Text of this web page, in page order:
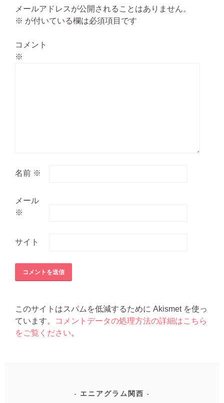
メールアドレスが公開されることはありません。
※ が付いている欄は必須項目です
コメント
※
名前 ※
メール
※
サイト
このサイトはスパムを低減するために Akismet を使っ
ています。 コメントデータの処理方法の詳細はこちら
をご覧ください。
エニアグラム関西